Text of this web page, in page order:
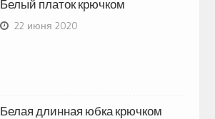
Белый платок крючком
22 июня 2020
Белая длинная юбка крючком